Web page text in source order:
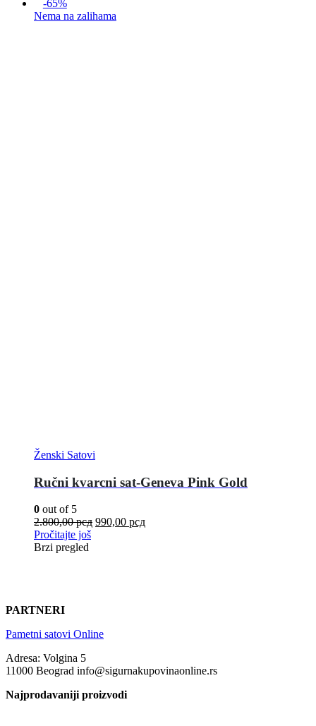
-65%
Nema na zalihama
Ženski Satovi
Ručni kvarcni sat-Geneva Pink Gold
0 out of 5
2.800,00рсд 990,00 рсд
Pročitajte još
Brzi pregled
PARTNERI
Pametni satovi Online
Adresa: Volgina 5
11000 Beograd info@sigurnakupovinaonline.rs
Najprodavaniji proizvodi